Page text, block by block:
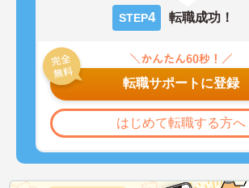
STEP4 転職成功！
転職サポートに登録
はじめて転職する方へ